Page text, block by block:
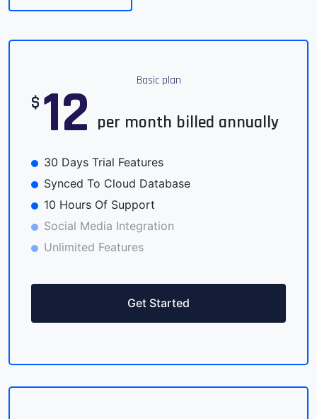
Basic plan
$ 12 per month billed annually
30 Days Trial Features
Synced To Cloud Database
10 Hours Of Support
Social Media Integration
Unlimited Features
Get Started